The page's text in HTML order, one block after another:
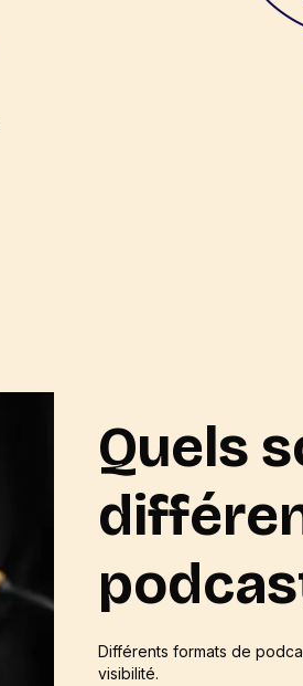
Quels
Différents formats de
visibilité.